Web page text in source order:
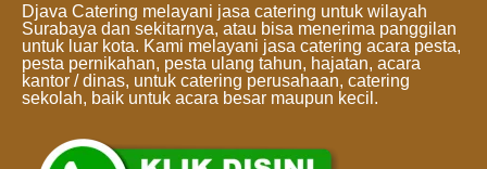
Djava Catering melayani jasa catering untuk wilayah
Surabaya dan sekitarnya, atau bisa menerima panggilan
untuk luar kota. Kami melayani jasa catering acara pesta,
pesta pernikahan, pesta ulang tahun, hajatan, acara
kantor / dinas, untuk catering perusahaan, catering
sekolah, baik untuk acara besar maupun kecil.